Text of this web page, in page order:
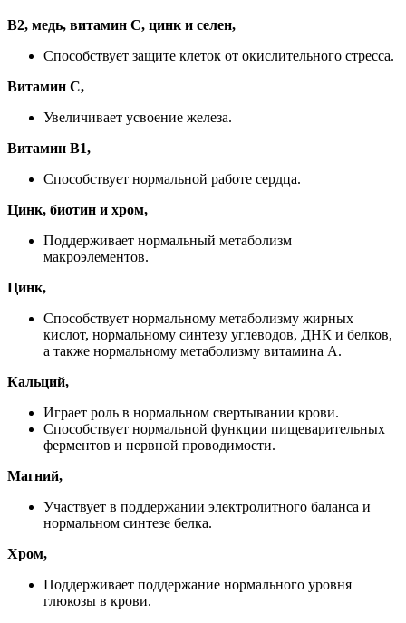
B2, медь, витамин C, цинк и селен,
Способствует защите клеток от окислительного стресса.
Витамин C,
Увеличивает усвоение железа.
Витамин B1,
Способствует нормальной работе сердца.
Цинк, биотин и хром,
Поддерживает нормальный метаболизм
макроэлементов.
Цинк,
Способствует нормальному метаболизму жирных
кислот, нормальному синтезу углеводов, ДНК и белков,
а также нормальному метаболизму витамина А.
Кальций,
Играет роль в нормальном свертывании крови.
Способствует нормальной функции пищеварительных
ферментов и нервной проводимости.
Магний,
Участвует в поддержании электролитного баланса и
нормальном синтезе белка.
Хром,
Поддерживает поддержание нормального уровня
глюкозы в крови.